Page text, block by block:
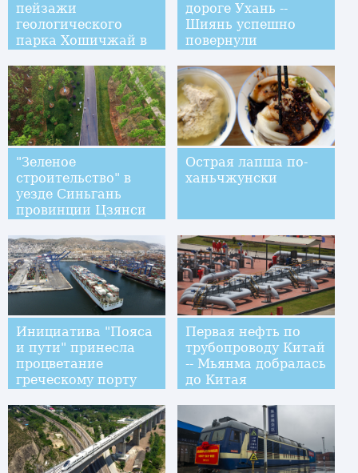
пейзажи
геологического
парка Хошичжай в
дороге Ухань --
Шиянь успешно
повернули
"Зеленое
строительство" в
уезде Синьгань
провинции Цзянси
Острая лапша по-
ханьчжунски
Инициатива "Пояса
и пути" принесла
процветание
греческому порту
Первая нефть по
трубопроводу Китай
-- Мьянма добралась
до Китая